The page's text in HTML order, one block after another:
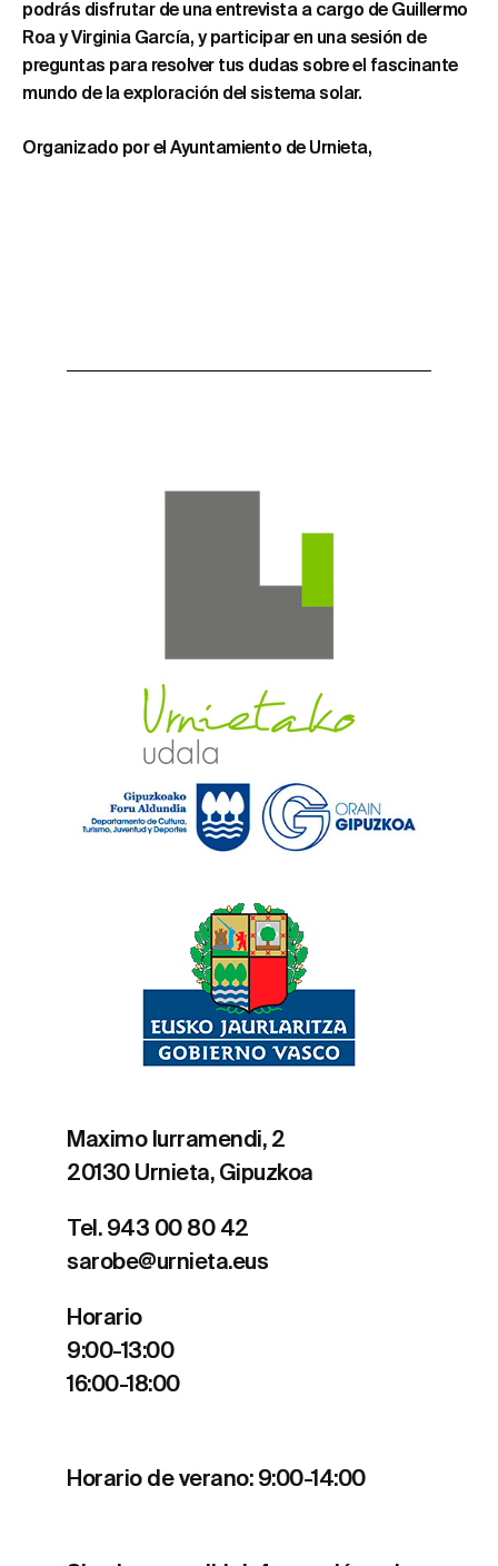
podrás disfrutar de una entrevista a cargo de Guillermo
Roa y Virginia García, y participar en una sesión de
preguntas para resolver tus dudas sobre el fascinante
mundo de la exploración del sistema solar.
Organizado por el Ayuntamiento de Urnieta,
Maximo Iurramendi, 2
20130 Urnieta, Gipuzkoa
Tel. 943 00 80 42
sarobe@urnieta.eus
Horario
9:00-13:00
16:00-18:00
Horario de verano: 9:00-14:00